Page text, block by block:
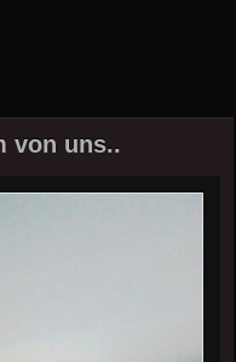
von uns..